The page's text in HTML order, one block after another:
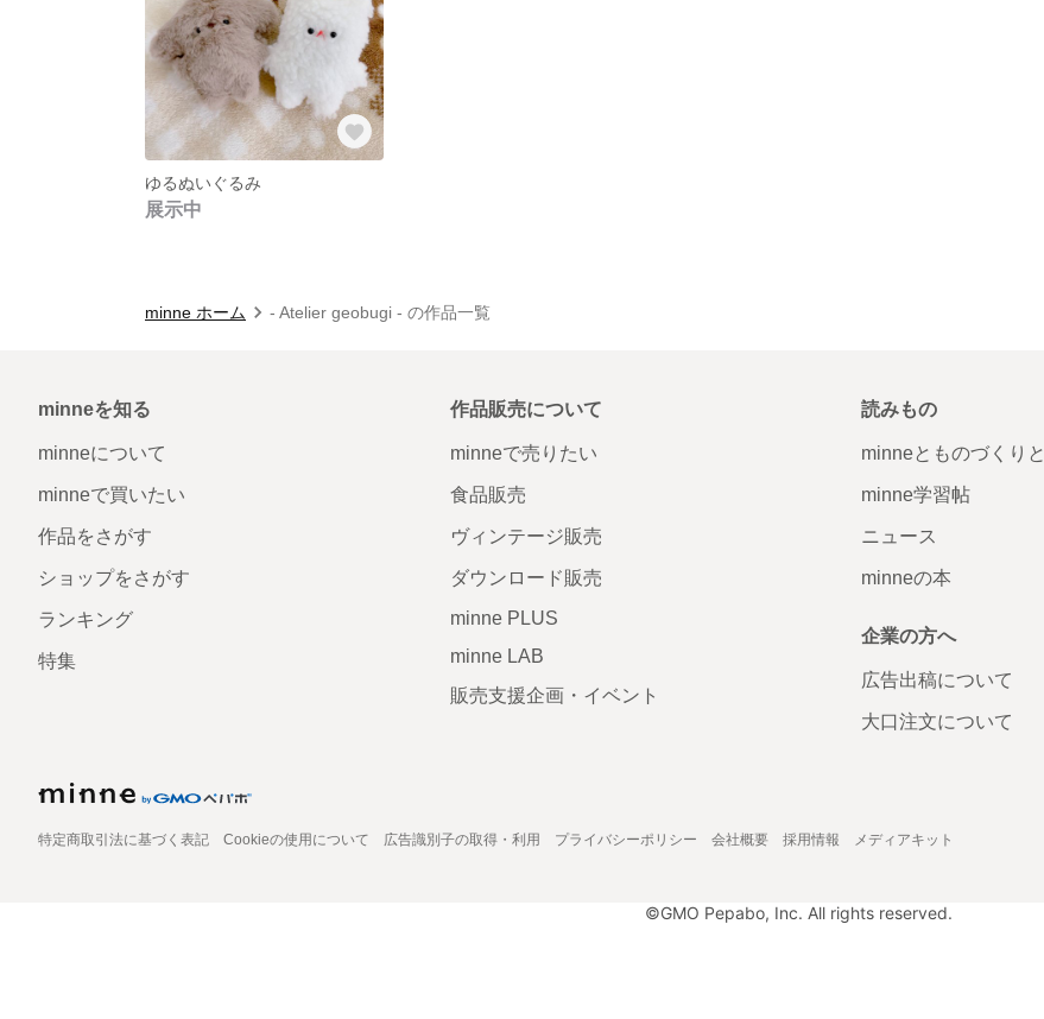
ゆるぬいぐるみ
展示中
minne ホーム - Atelier geobugi - の作品一覧
minneを知る
minneについて
minneで買いたい
作品をさがす
ショップをさがす
ランキング
特集
作品販売について
minneで売りたい
食品販売
ヴィンテージ販売
ダウンロード販売
minne PLUS
minne LAB
販売支援企画・イベント
読みもの
minneとものづくりと
minne学習帖
ニュース
minneの本
企業の方へ
広告出稿について
大口注文について
特定商取引法に基づく表記 Cookieの使用について 広告識別子の取得・利用 プライバシーポリシー 会社概要 採用情報 メディアキット
©GMO Pepabo, Inc. All rights reserved.